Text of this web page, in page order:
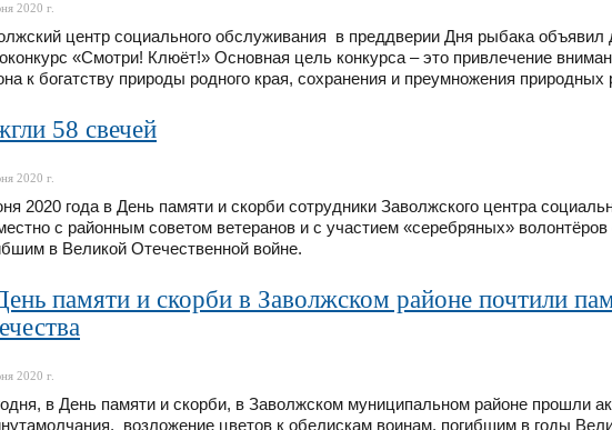
2020 г.
центр социального обслуживания в преддверии Дня рыбака объявил
«Смотри! Клюёт!» Основная цель конкурса – это привлечение
к богатству природы родного края, сохранения и преумножения природных
58 свечей
2020 г.
2020 года в День памяти и скорби сотрудники Заволжского центра
с районным советом ветеранов и с участием «серебряных»
в Великой Отечественной войне.
памяти и скорби в Заволжском районе почтили
2020 г.
в День памяти и скорби, в Заволжском муниципальном районе прошли
возложение цветов к обелискам воинам, погибшим в годы